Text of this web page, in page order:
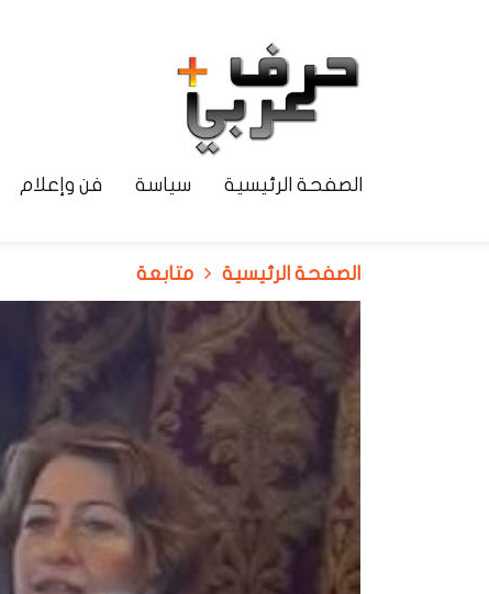
الصفحة الرئيسية سياسة فن وإعلام
الصفحة الرئيسية متابعة